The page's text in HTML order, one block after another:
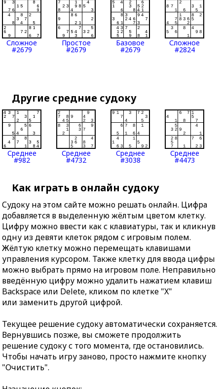
Сложное
#2679
Простое
#2679
Базовое
#2679
Сложное
#2824
Другие средние судоку
Среднее
#982
Среднее
#4732
Среднее
#3038
Среднее
#4473
Как играть в онлайн судоку
Судоку на этом сайте можно решать онлайн. Цифра
добавляется в выделенную жёлтым цветом клетку.
Цифру можно ввести как с клавиатуры, так и кликнув
одну из девяти клеток рядом с игровым полем.
Жёлтую клетку можно перемещать клавишами
управления курсором. Также клетку для ввода цифры
можно выбрать прямо на игровом поле. Неправильно
введённую цифру можно удалить нажатием клавиш
Backspace или Delete, кликом по клетке "X"
или заменить другой цифрой.
Текущее решение судоку автоматически сохраняется.
Вернувшись позже, вы сможете продолжить
решение судоку с того момента, где остановились.
Чтобы начать игру заново, просто нажмите кнопку
"Очистить".